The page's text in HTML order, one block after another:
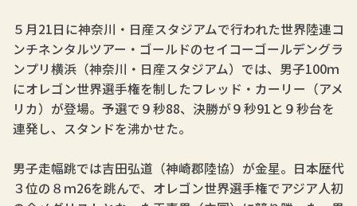
５月21日に神奈川・日産スタジアムで行われた世界陸連コ
ンチネンタルツアー・ゴールドのセイコーゴールデングラ
ンプリ横浜（神奈川・日産スタジアム）では、男子100ｍ
にオレゴン世界選手権を制したフレッド・カーリー（アメ
リカ）が登場。予選で９秒88、決勝が９秒91と９秒台を
連発し、スタンドを沸かせた。
男子走幅跳では吉田弘道（神崎郡陸協）が金星。日本歴代
３位の８ｍ26を跳んで、オレゴン世界選手権でアジア人初